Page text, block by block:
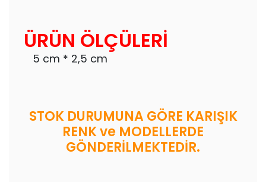
ÜRÜN ÖLÇÜLERİ
5 cm * 2,5 cm
STOK DURUMUNA GÖRE KARIŞIK
RENK ve MODELLERDE
GÖNDERİLMEKTEDİR.